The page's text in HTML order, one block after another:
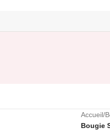
Accueil/
Bougie